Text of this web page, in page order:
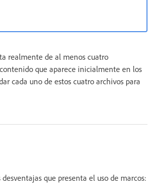
realmente de al menos cuatro
que aparece inicialmente en los
cada uno de estos cuatro archivos para
que presenta el uso de marcos: